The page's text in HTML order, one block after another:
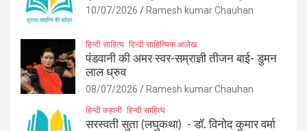
10/07/2026 Ramesh kumar Chauhan
हिन्दी साहित्य हिन्दी साहित्यिक आलेख
पंडवानी की अमर स्वर-सम्राज्ञी तीजन बाई- डुमन
लाल ध्रुव
08/07/2026 Ramesh kumar Chauhan
हिन्दी कहानी हिन्दी साहित्य
सरस्वती सुता (लघुकथा) ​- डॉ. विनोद कुमार वर्मा